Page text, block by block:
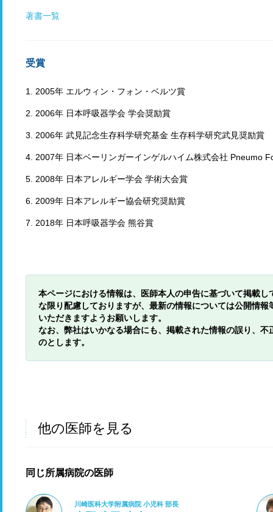
著書一覧
受賞
1. 2005年 エルウィン・フォン・ベルツ賞
2. 2006年 日本呼吸器学会 学会奨励賞
3. 2006年 武見記念生存科学研究基金 生存科学研究武見奨励賞
4. 2007年 日本ベーリンガーインゲルハイム株式会社 Pneumo
5. 2008年 日本アレルギー学会 学術大会賞
6. 2009年 日本アレルギー協会研究奨励賞
7. 2018年 日本呼吸器学会 熊谷賞
本ページにおける情報は、医師本人の申告に基づいて掲載
な限り配慮しておりますが、最新の情報については公開情
いただきますようお願いします。
なお、弊社はいかなる場合にも、掲載された情報の誤り、
のとします。
他の医師を見る
同じ所属病院の医師
川崎医科大学附属病院 小児科 部長